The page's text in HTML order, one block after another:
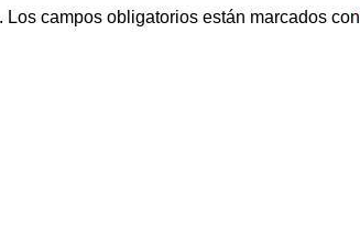
Los campos obligatorios están marcados con